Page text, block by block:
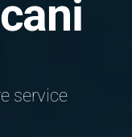
service